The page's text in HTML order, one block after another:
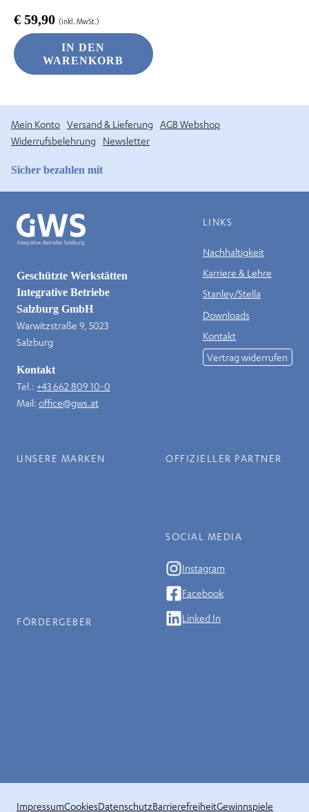
€ 59,90 (inkl. MwSt.)
IN DEN
WARENKORB
Mein Konto Versand & Lieferung
AGB Webshop
Widerrufsbelehrung
Newsletter
Sicher bezahlen mit
Geschützte Werkstätten
Integrative Betriebe
Salzburg GmbH
Warwitzstraße 9, 5023
Salzburg
Kontakt
Tel.: +43 662 809 10-0
Mail: office@gws.at
LINKS
Nachhaltigkeit
Karriere & Lehre
Stanley/Stella
Downloads
Kontakt
Vertrag widerrufen
UNSERE MARKEN
FÖRDERGEBER
OFFIZIELLER PARTNER
SOCIAL MEDIA
Instagram
Facebook
Linked In
ImpressumCookiesDatenschutzBarrierefreiheitGewinnspiele